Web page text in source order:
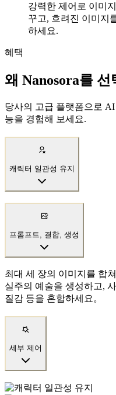
강력한 제어로 이미
꾸고, 흐려진 이미지
하세요.
혜택
왜 Nanosora를
당사의 고급 플랫폼으로
능을 경험해 보세요.
캐릭터 일관성 유지
프롬프트, 결합, 생성
최대 세 장의 이미지를 합
실주의 예술을 생성하고,
질감 등을 혼합하세요。
세부 제어